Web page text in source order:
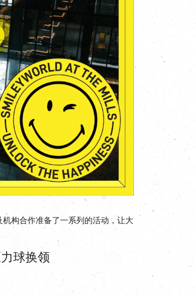
构合作准备了一系列的活动，让大
球换领